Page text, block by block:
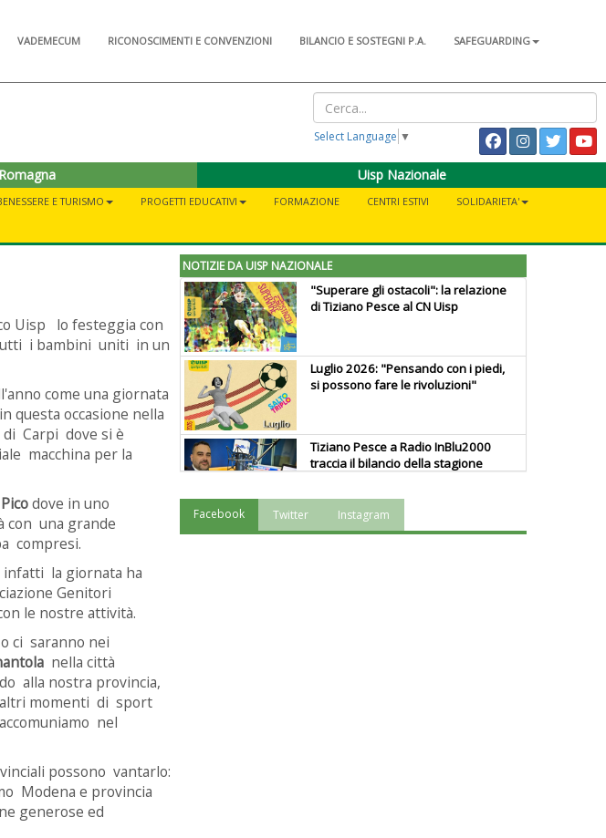
VADEMECUM RICONOSCIMENTI E CONVENZIONI BILANCIO E SOSTEGNI P.A.
SAFEGUARDING
Select Language ▼
Uisp Nazionale
E TURISMO PROGETTI EDUCATIVI FORMAZIONE CENTRI ESTIVI
SOLIDARIETA'
Uisp lo festeggia con
i bambini uniti in un
come una giornata
questa occasione nella
Carpi dove si è
macchina per la
Picodove in uno
una grande
compresi.
infatti la giornata ha
Genitori
le nostre attività.
ci saranno nei
nella città
alla nostra provincia,
momenti di sport
nel
possono vantarlo:
Modena e provincia
generose ed
NOTIZIE DA UISP NAZIONALE
"Superare gli ostacoli": la relazione
di Tiziano Pesce al CN Uisp
Luglio 2026: "Pensando con i piedi,
si possono fare le rivoluzioni"
Tiziano Pesce a Radio InBlu2000
traccia il bilancio della stagione
Ddl Lobby, Uisp: “Il Parlamento
Facebook Twitter Instagram